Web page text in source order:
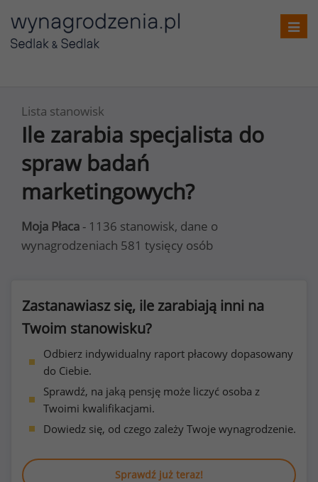
Lista stanowisk
Ile zarabia specjalista do
spraw badań
marketingowych?
Moja Płaca - 1136 stanowisk, dane o
wynagrodzeniach 581 tysięcy osób
Zastanawiasz się, ile zarabiają inni na
Twoim stanowisku?
Odbierz indywidualny raport płacowy dopasowany
do Ciebie.
Sprawdź, na jaką pensję może liczyć osoba z
Twoimi kwalifikacjami.
Dowiedz się, od czego zależy Twoje wynagrodzenie.
Sprawdź już teraz!